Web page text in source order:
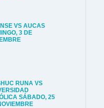
VS AUCAS
3 DE
RUNA VS
SÁBADO, 25